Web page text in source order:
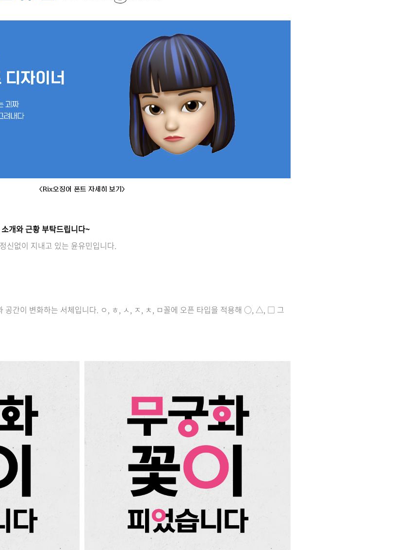
<Rix오징어 폰트 자세히 보기>
개와 근황 부탁드립니다~
신없이 지내고 있는 윤유민입니다.
공간이 변화하는 서체입니다. ㅇ, ㅎ, ㅅ, ㅈ, ㅊ, ㅁ꼴에 오픈 타입을 적용해 ○, △, □ 그